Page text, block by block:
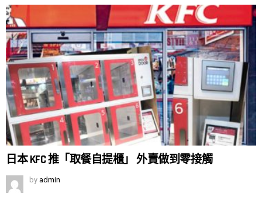
日本 KFC 推「取餐自提櫃」 外賣做到零接觸
by admin